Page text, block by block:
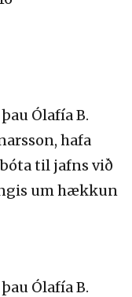
Ólafía B.
hafa
til jafns við
um hækkun
Ólafía B.